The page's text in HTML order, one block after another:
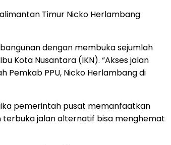
Timur Nicko Herlambang
dengan membuka sejumlah
Kota Nusantara (IKN). “Akses jalan
Pemkab PPU, Nicko Herlambang di
pemerintah pusat memanfaatkan
terbuka jalan alternatif bisa menghemat